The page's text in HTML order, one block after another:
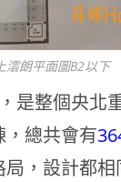
澐朗平面圖B2以下
是整個央北
總共會有
，設計都